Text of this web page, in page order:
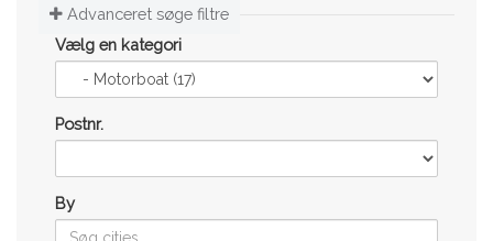
Advanceret søge filtre
Vælg en kategori
Postnr.
By